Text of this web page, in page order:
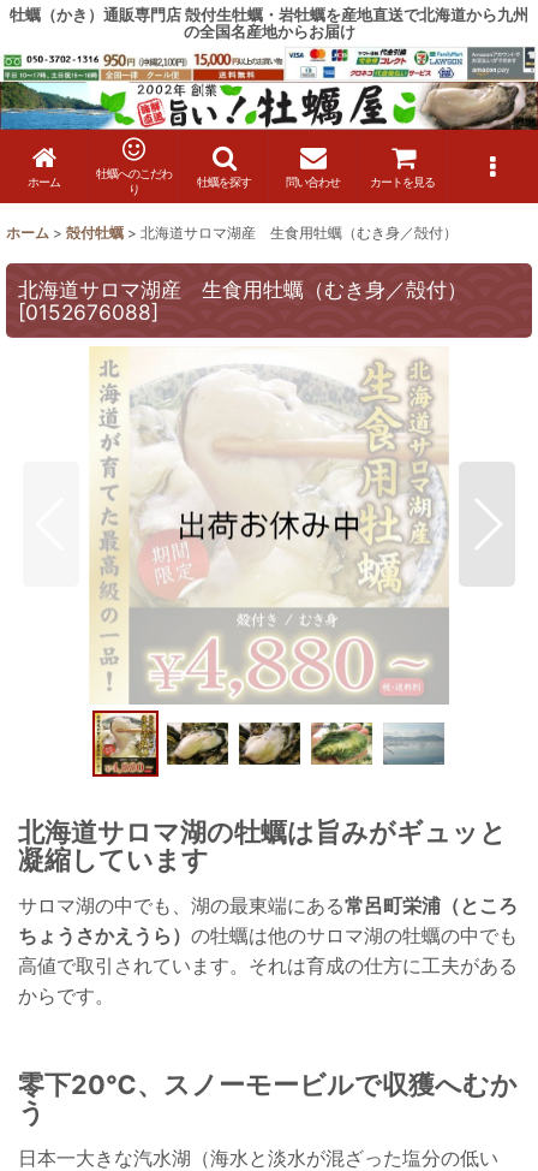
牡蠣（かき）通販専門店 殻付生牡蠣・岩牡蠣を産地直送で北海道から九州
の全国名産地からお届け
ホーム
牡蠣へのこだわ
り
牡蠣を探す 問い合わせ カートを見る
ホーム > 殻付牡蠣 > 北海道サロマ湖産 生食用牡蠣（むき身／殻付）
北海道サロマ湖産 生食用牡蠣（むき身／殻付）
[0152676088]
北海道サロマ湖の牡蠣は旨みがギュッと
凝縮しています
サロマ湖の中でも、湖の最東端にある常呂町栄浦（ところ
ちょうさかえうら） の牡蠣は他のサロマ湖の牡蠣の中でも
高値で取引されています。それは育成の仕方に工夫がある
からです。
零下20℃、スノーモービルで収獲へむか
う
日本一大きな汽水湖（海水と淡水が混ざった塩分の低い